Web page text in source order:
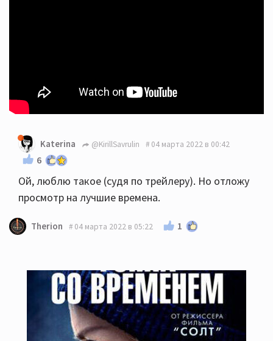
Katerina @KirillSavrulin 04 марта 2022 в 00:42
6
Ой, люблю такое (судя по трейлеру). Но отложу
просмотр на лучшие времена.
Therion 04 марта 2022 в 05:22 1